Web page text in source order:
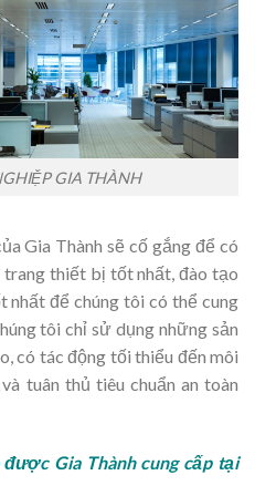
GIA THÀNH
Gia Thành sẽ cố gắng để có
trang thiết bị tốt nhất, đào tạo
để chúng tôi có thể cung
tôi chỉ sử dụng những sản
có tác động tối thiểu đến môi
tuân thủ tiêu chuẩn an toàn
Gia Thành cung cấp tại